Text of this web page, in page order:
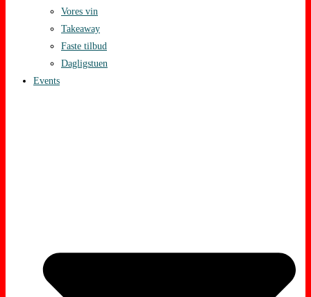
Vores vin
Takeaway
Faste tilbud
Dagligstuen
Events